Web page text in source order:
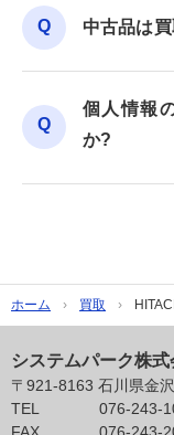
中古品は
個人情報
か?
ホーム 買取
システムパーク株式
〒921-8163 石川県金
TEL
076-243-